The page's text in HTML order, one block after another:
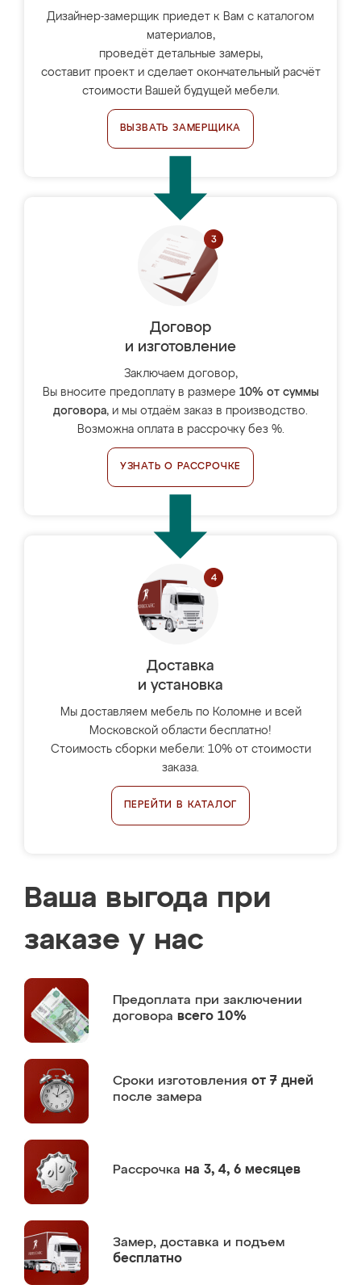
Дизайнер-замерщик приедет к Вам с каталогом
материалов,
проведёт детальные замеры,
составит проект и сделает окончательный расчёт
стоимости Вашей будущей мебели.
ВЫЗВАТЬ ЗАМЕРЩИКА
Договор
и изготовление
Заключаем договор,
Вы вносите предоплату в размере 10% от суммы
договора, и мы отдаём заказ в производство.
Возможна оплата в рассрочку без %.
УЗНАТЬ О РАССРОЧКЕ
Доставка
и установка
Мы доставляем мебель по Коломне и всей
Московской области бесплатно!
Стоимость сборки мебели: 10% от стоимости
заказа.
ПЕРЕЙТИ В КАТАЛОГ
Ваша выгода при
заказе у нас
Предоплата при заключении
договора всего 10%
Сроки изготовления от 7 дней
после замера
Рассрочка на 3, 4, 6 месяцев
Замер, доставка и подъем
бесплатно